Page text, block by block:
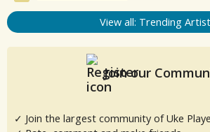
View all: Trending
Join our
✓ Join the largest community of Uke